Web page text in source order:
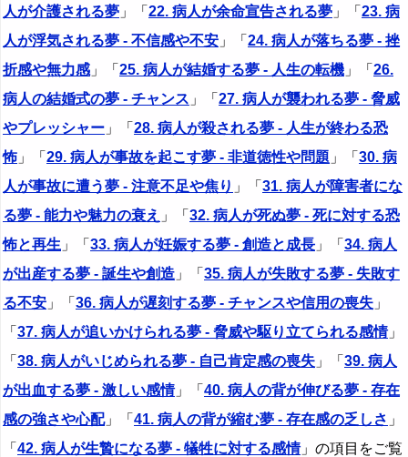
人が介護される夢 」「 22. 病人が余命宣告される夢 」「 23. 病
人が浮気される夢 - 不信感や不安 」「 24. 病人が落ちる夢 - 挫
折感や無力感 」「 25. 病人が結婚する夢 - 人生の転機 」「 26.
病人の結婚式の夢 - チャンス 」「 27. 病人が襲われる夢 - 脅威
やプレッシャー 」「 28. 病人が殺される夢 - 人生が終わる恐
怖 」「 29. 病人が事故を起こす夢 - 非道徳性や問題 」「 30. 病
人が事故に遭う夢 - 注意不足や焦り 」「 31. 病人が障害者にな
る夢 - 能力や魅力の衰え 」「 32. 病人が死ぬ夢 - 死に対する恐
怖と再生 」「 33. 病人が妊娠する夢 - 創造と成長 」「 34. 病人
が出産する夢 - 誕生や創造 」「 35. 病人が失敗する夢 - 失敗す
る不安 」「 36. 病人が遅刻する夢 - チャンスや信用の喪失 」
「 37. 病人が追いかけられる夢 - 脅威や駆り立てられる感情」
「 38. 病人がいじめられる夢 - 自己肯定感の喪失 」「 39. 病人
が出血する夢 - 激しい感情」「 40. 病人の背が伸びる夢 - 存在
感の強さや心配」「 41. 病人の背が縮む夢 - 存在感の乏しさ 」
「 42. 病人が生贄になる夢 - 犠牲に対する感情」の項目をご覧